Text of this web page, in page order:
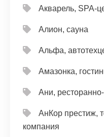
Акварель, SPA-
Алион, сауна
Альфа,
Амазонка,
Ани,
АнКор престиж,
компания